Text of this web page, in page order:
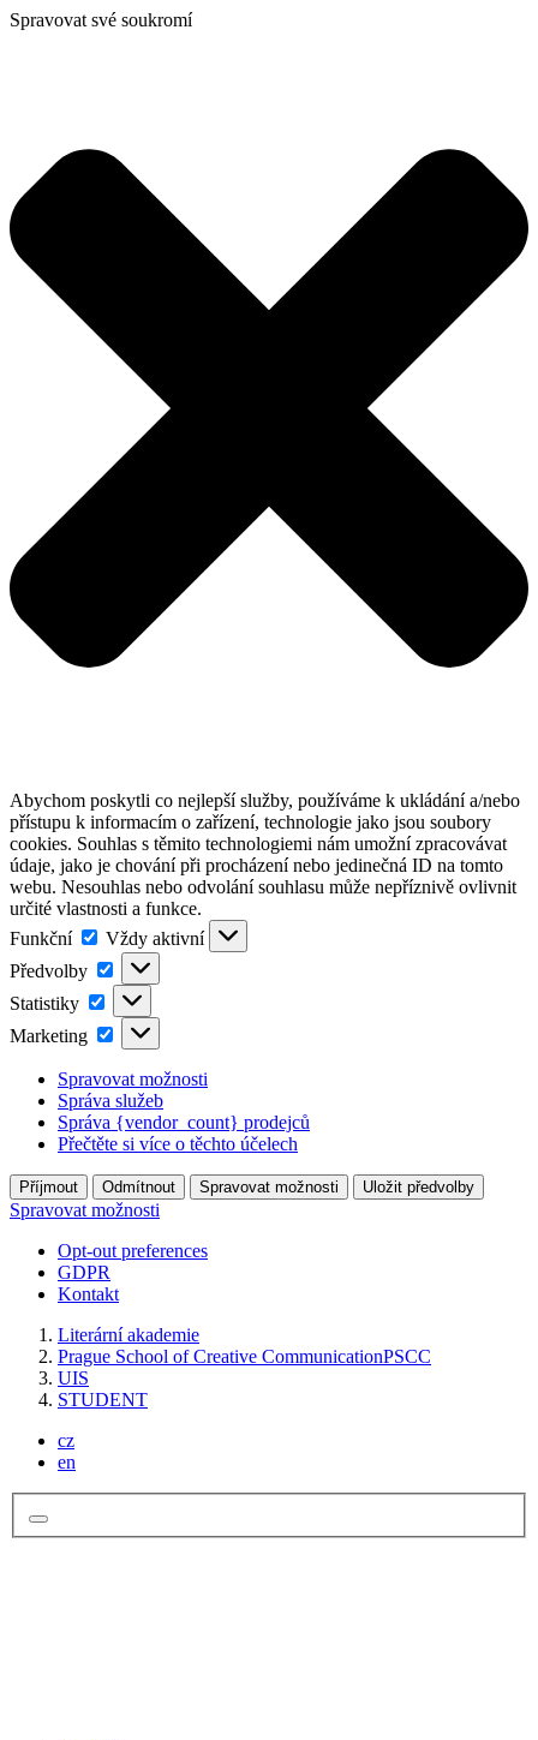
Spravovat své soukromí
Abychom poskytli co nejlepší služby, používáme k ukládání a/nebo
přístupu k informacím o zařízení, technologie jako jsou soubory
cookies. Souhlas s těmito technologiemi nám umožní zpracovávat
údaje, jako je chování při procházení nebo jedinečná ID na tomto
webu. Nesouhlas nebo odvolání souhlasu může nepříznivě ovlivnit
určité vlastnosti a funkce.
Funkční
Funkční
Vždy aktivní
Předvolby
Předvolby
Statistiky Statistiky
Marketing Marketing
Spravovat možnosti
Správa služeb
Správa {vendor_count} prodejců
Přečtěte si více o těchto účelech
Příjmout Odmítnout Spravovat možnosti Uložit předvolby
Spravovat možnosti
Opt-out preferences
GDPR
Kontakt
Literární akademie
Prague School of Creative CommunicationPSCC
UIS
STUDENT
cz
en